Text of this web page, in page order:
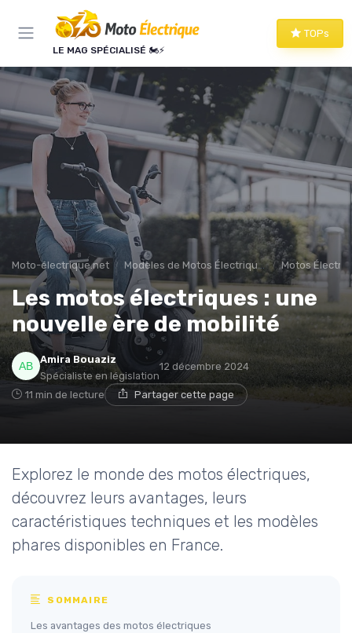
LE MAG SPÉCIALISÉ 🏍️⚡
TOPs
Moto-électrique.net Modèles de Motos Électriques Motos
Les motos électriques : une
nouvelle ère de mobilité
Amira Bouaziz
Spécialiste en législation
12 décembre 2024
11 min de lecture Partager cette page
Explorez le monde des motos électriques,
découvrez leurs avantages, leurs
caractéristiques techniques et les modèles
phares disponibles en France.
SOMMAIRE
Les avantages des motos électriques
Panneau de gestion des cookies